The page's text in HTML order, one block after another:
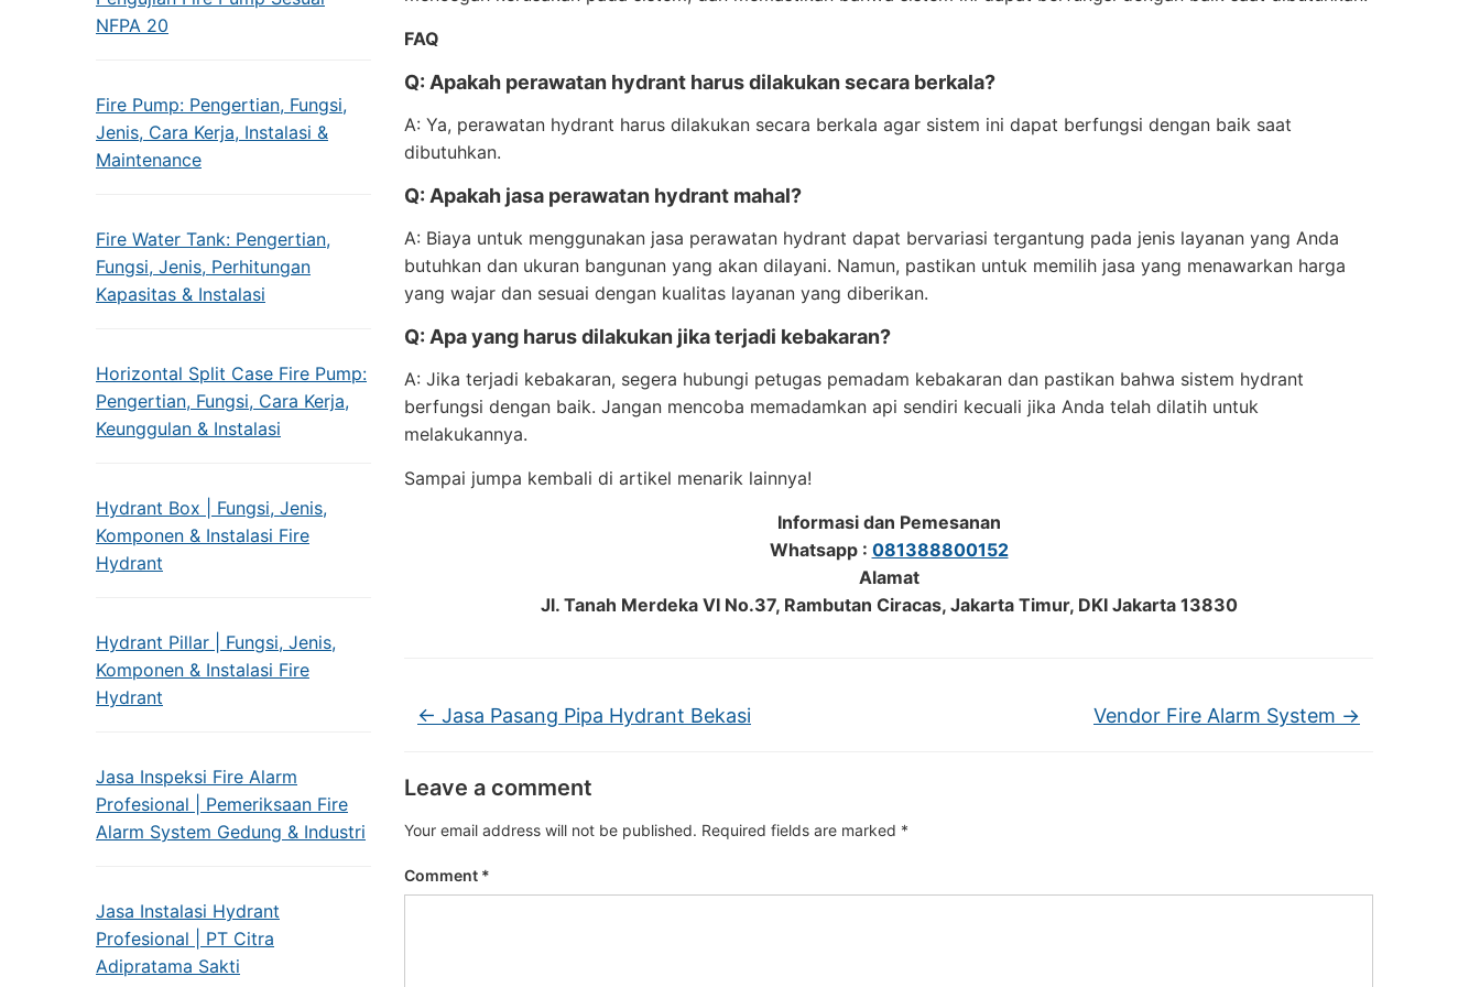
NFPA 20
Fire Pump: Pengertian, Fungsi,
Jenis, Cara Kerja, Instalasi &
Maintenance
Fire Water Tank: Pengertian,
Fungsi, Jenis, Perhitungan
Kapasitas & Instalasi
Horizontal Split Case Fire Pump:
Pengertian, Fungsi, Cara Kerja,
Keunggulan & Instalasi
Hydrant Box | Fungsi, Jenis,
Komponen & Instalasi Fire
Hydrant
Hydrant Pillar | Fungsi, Jenis,
Komponen & Instalasi Fire
Hydrant
Jasa Inspeksi Fire Alarm
Profesional | Pemeriksaan Fire
Alarm System Gedung & Industri
Jasa Instalasi Hydrant
Profesional | PT Citra
Adipratama Sakti
FAQ
Q: Apakah perawatan hydrant harus dilakukan secara berkala?
A: Ya, perawatan hydrant harus dilakukan secara berkala agar sistem ini dapat berfungsi dengan baik saat
dibutuhkan.
Q: Apakah jasa perawatan hydrant mahal?
A: Biaya untuk menggunakan jasa perawatan hydrant dapat bervariasi tergantung pada jenis layanan yang Anda
butuhkan dan ukuran bangunan yang akan dilayani. Namun, pastikan untuk memilih jasa yang menawarkan harga
yang wajar dan sesuai dengan kualitas layanan yang diberikan.
Q: Apa yang harus dilakukan jika terjadi kebakaran?
A: Jika terjadi kebakaran, segera hubungi petugas pemadam kebakaran dan pastikan bahwa sistem hydrant
berfungsi dengan baik. Jangan mencoba memadamkan api sendiri kecuali jika Anda telah dilatih untuk
melakukannya.
Sampai jumpa kembali di artikel menarik lainnya!
Informasi dan Pemesanan
Whatsapp : 081388800152
Alamat
Jl. Tanah Merdeka VI No.37, Rambutan Ciracas, Jakarta Timur, DKI Jakarta 13830
← Jasa Pasang Pipa Hydrant Bekasi Vendor Fire Alarm System →
Leave a comment
Your email address will not be published. Required fields are marked *
Comment *